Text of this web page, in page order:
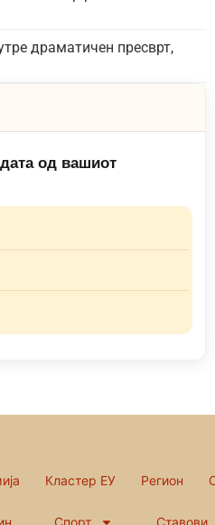
драматичен пресврт,
од вашиот
Кластер ЕУ Регион